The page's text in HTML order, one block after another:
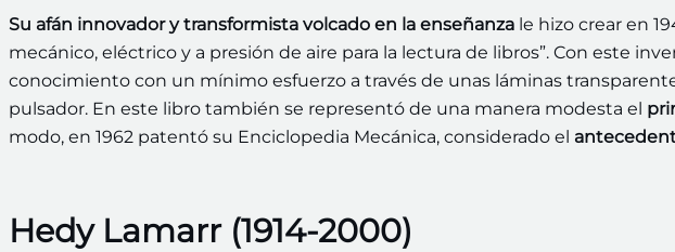
Su afán innovador y transformista volcado en la enseñanza le hizo crear en
mecánico, eléctrico y a presión de aire para la lectura de libros”. Con este
conocimiento con un mínimo esfuerzo a través de unas láminas
pulsador. En este libro también se representó de una manera modesta el
modo, en 1962 patentó su Enciclopedia Mecánica, considerado el
Hedy Lamarr (1914-2000)